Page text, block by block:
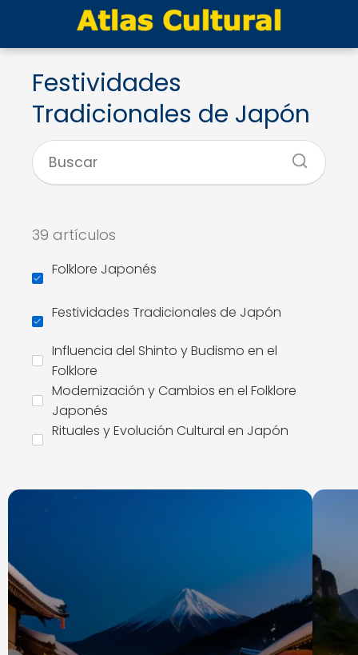
Festividades
Tradicionales de Japón
39 artículos
Folklore Japonés
Festividades Tradicionales de Japón
Influencia del Shinto y Budismo en el
Folklore
Modernización y Cambios en el Folklore
Japonés
Rituales y Evolución Cultural en Japón